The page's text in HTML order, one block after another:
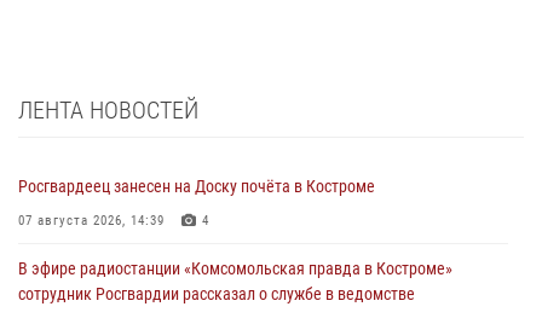
ЛЕНТА НОВОСТЕЙ
Росгвардеец занесен на Доску почёта в Костроме
07 августа 2026, 14:39 4
В эфире радиостанции «Комсомольская правда в Костроме»
сотрудник Росгвардии рассказал о службе в ведомстве